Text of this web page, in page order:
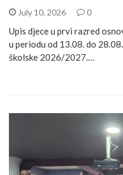
July 10, 2026 0
Upis djece u prvi razred
u periodu od 13.08. do
školske 2026/2027.…